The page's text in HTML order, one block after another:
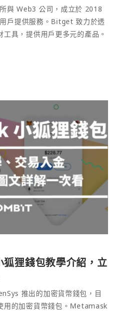
與 Web3 公司，成立於 2018
戶提供服務。Bitget 致力於透
具，提供用戶更多元的產品。
狸錢包教學介紹，立
推出的加密貨幣錢包，目
用的加密貨幣錢包。Metamask